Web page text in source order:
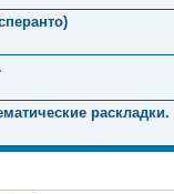
раскладки.